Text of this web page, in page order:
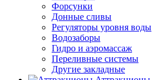
Форсунки
Донные сливы
Регуляторы уровня воды
Водозаборы
Гидро и аэромассаж
Переливные системы
Другие закладные